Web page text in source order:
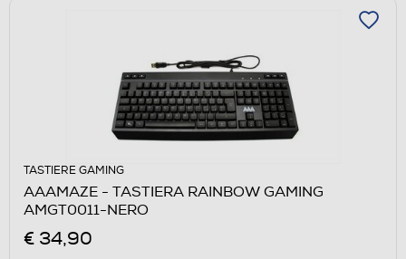
TASTIERE GAMING
AAAMAZE - TASTIERA RAINBOW GAMING
AMGT0011-NERO
€ 34,90